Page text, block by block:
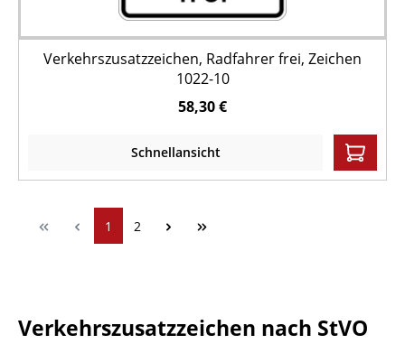
Verkehrszusatzzeichen, Radfahrer frei, Zeichen
1022-10
58,30 €
Schnellansicht
1 2
Verkehrszusatzzeichen nach StVO